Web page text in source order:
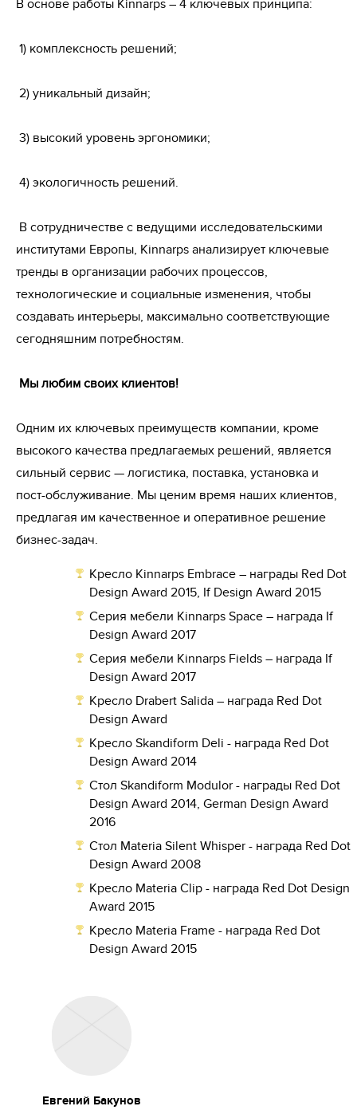
В основе работы Kinnarps – 4 ключевых принципа:
1) комплексность решений;
2) уникальный дизайн;
3) высокий уровень эргономики;
4) экологичность решений.
институтами Европы, Kinnarps анализирует ключевые
тренды в организации рабочих процессов,
технологические и социальные изменения, чтобы
создавать интерьеры, максимально соответствующие
сегодняшним потребностям.
Мы любим своих клиентов!
Одним их ключевых преимуществ компании, кроме
высокого качества предлагаемых решений, является
сильный сервис — логистика, поставка, установка и
пост-обслуживание. Мы ценим время наших клиентов,
предлагая им качественное и оперативное решение
бизнес-задач.
Кресло Kinnarps Embrace – награды Red Dot
Design Award 2015, If Design Award 2015
Серия мебели Kinnarps Space – награда If
Design Award 2017
Серия мебели Kinnarps Fields – награда If
Design Award 2017
Кресло Drabert Salida – награда Red Dot
Design Award
Кресло Skandiform Deli - награда Red Dot
Design Award 2014
Стол Skandiform Modulor - награды Red Dot
Design Award 2014, German Design Award
2016
Стол Materia Silent Whisper - награда Red Dot
Design Award 2008
Кресло Materia Clip - награда Red Dot Design
Award 2015
Кресло Materia Frame - награда Red Dot
Design Award 2015
Евгений Бакунов